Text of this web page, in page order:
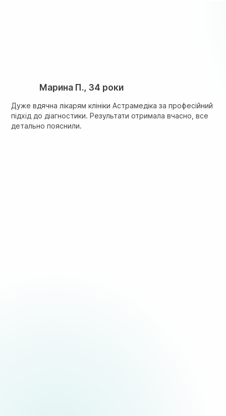
Марина П., 34 роки
Дуже вдячна лікарям клініки Астрамедіка за професійний
підхід до діагностики. Результати отримала вчасно, все
детально пояснили.